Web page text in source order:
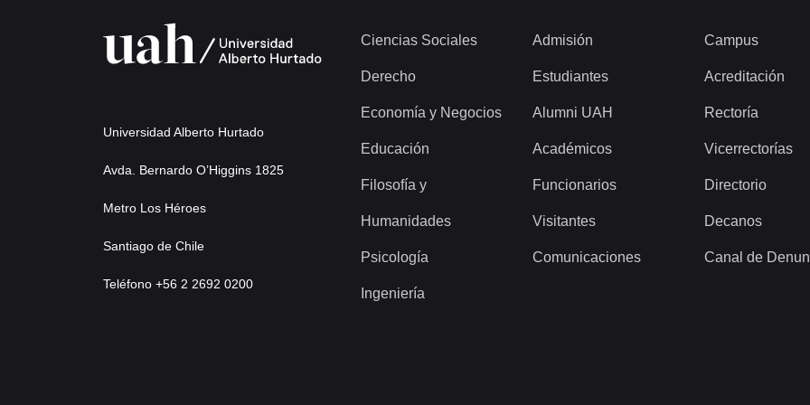
Universidad Alberto Hurtado
Avda. Bernardo O’Higgins 1825
Metro Los Héroes
Santiago de Chile
Teléfono +56 2 2692 0200
Ciencias Sociales
Derecho
Economía y Negocios
Educación
Filosofía y
Humanidades
Psicología
Ingeniería
Admisión
Estudiantes
Alumni UAH
Académicos
Funcionarios
Visitantes
Comunicaciones
Campus
Acreditación
Rectoría
Vicerrectorías
Directorio
Decanos
Canal de